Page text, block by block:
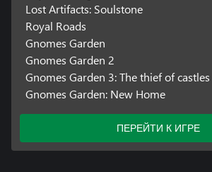
Lost Artifacts: Soulstone
Royal Roads
Gnomes Garden
Gnomes Garden 2
Gnomes Garden 3: The thief of castles
Gnomes Garden: New Home
ПЕРЕЙТИ К ИГРЕ